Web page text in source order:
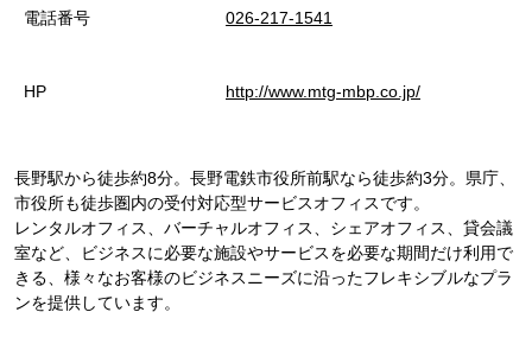
電話番号 026-217-1541
HP http://www.mtg-mbp.co.jp/
長野駅から徒歩約8分。長野電鉄市役所前駅なら徒歩約3分。県庁、
市役所も徒歩圏内の受付対応型サービスオフィスです。
レンタルオフィス、バーチャルオフィス、シェアオフィス、貸会議
室など、ビジネスに必要な施設やサービスを必要な期間だけ利用で
きる、様々なお客様のビジネスニーズに沿ったフレキシブルなプラ
ンを提供しています。